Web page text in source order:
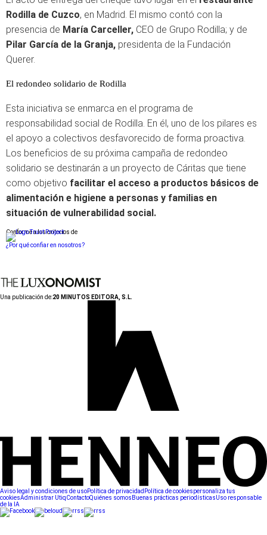
Rodilla de Cuzco, en Madrid. El mismo contó con la
presencia de María Carceller, CEO de Grupo Rodilla; y de
Pilar García de la Granja, presidenta de la Fundación
Querer.
El redondeo solidario de Rodilla
Esta iniciativa se enmarca en el programa de
responsabilidad social de Rodilla. En él, uno de los pilares es
el apoyo a colectivos desfavorecido de forma proactiva.
Los beneficios de su próxima campaña de redondeo
solidario se destinarán a un proyecto de Cáritas que tiene
como objetivo facilitar el acceso a productos básicos de
alimentación e higiene a personas y familias en
situación de vulnerabilidad social.
Conforme a los criterios de
¿Por qué confiar en nosotros?
Una publicación de:20 MINUTOS EDITORA, S.L.
Aviso legal y condiciones de usoPolítica de privacidad Política de cookiespersonaliza tus
cookiesAdministrar UtiqContactoQuiénes somos Buenas prácticas periodísticasUso responsable
de la IA